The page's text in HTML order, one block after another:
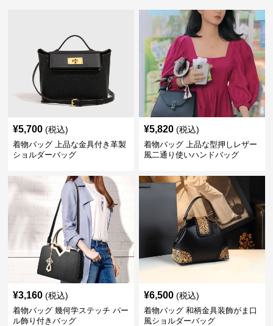
¥5,700 (税込)
着物バッグ 上品な金具付き革製
ショルダーバッグ
¥5,820 (税込)
着物バッグ 上品な型押しレザー
風二通り使いハンドバッグ
¥3,160 (税込)
着物バッグ 幾何学ステッチ パー
ル飾り付きバッグ
¥6,500 (税込)
着物バッグ 和柄金具装飾がま口
風ショルダーバッグ